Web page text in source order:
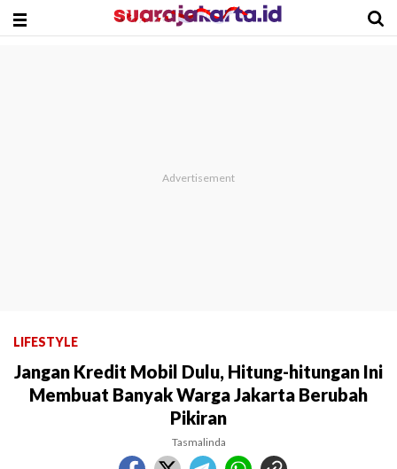
LIFESTYLE
Jangan Kredit Mobil Dulu, Hitung-hitungan Ini
Membuat Banyak Warga Jakarta Berubah
Pikiran
Tasmalinda